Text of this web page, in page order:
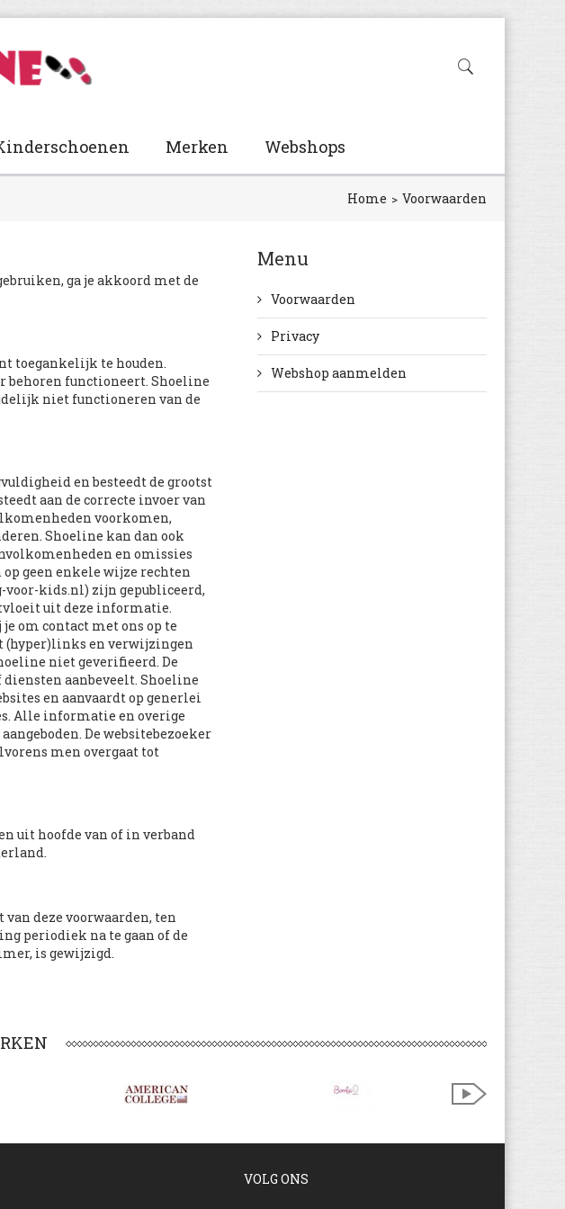
Merken Webshops
Home Voorwaarden
ga je akkoord met de
toegankelijk te houden.
behoren functioneert. Shoeline
niet functioneren van de
en besteedt de grootst
aan de correcte invoer van
voorkomen,
Shoeline kan dan ook
en omissies
geen enkele wijze rechten
voor-kids.nl) zijn gepubliceerd,
uit deze informatie.
om contact met ons op te
(hyper)links en verwijzingen
niet geverifieerd. De
aanbeveelt. Shoeline
en aanvaardt op generlei
Alle informatie en overige
De websitebezoeker
men overgaat tot
uit hoofde van of in verband
deze voorwaarden, ten
periodiek na te gaan of de
is gewijzigd.
Menu
Voorwaarden
Privacy
Webshop aanmelden
VOLG ONS